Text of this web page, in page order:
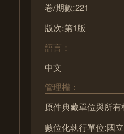
卷/期數:221
版次:第1版
語言：
中文
管理權：
原件典藏單位與所
數位化執行單位:國